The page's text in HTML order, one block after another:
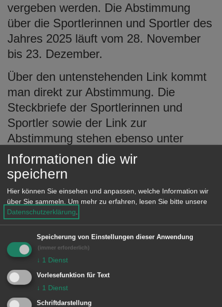
vergeben werden. Die Abstimmung
über die Sportlerinnen und Sportler des
Jahres 2025 läuft vom 28. November
bis 23. Dezember.
Über den untenstehenden Link kommt
man direkt zur Abstimmung. Die
Steckbriefe der Sportlerinnen und
Sportler sowie der Link zur
Abstimmung stehen ebenso unter
www.aalen.de/sportlerwahl
Verfügung. Sollte es keine Möglichkeit
geben, digital bei der Abstimmung
teilzunehmen, kann man sich auch
gerne ansportamt@aalen
abzustimmen.
INFO:
Informationen die wir
speichern
Hier können Sie einsehen und anpassen, welche Information wir
über Sie sammeln. Um mehr zu erfahren, lesen Sie bitte unsere
Datenschutzerklärung.
Speicherung von Einstellungen dieser Anwendung
(immer erforderlich)
↓ 1 Dienst
Vorlesefunktion für Text
↓ 1 Dienst
Schriftdarstellung